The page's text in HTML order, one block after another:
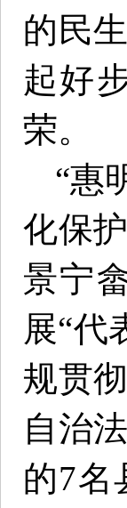
的民
起好
荣。
“惠
化保
景宁
展“代
规贯
自治
的7名